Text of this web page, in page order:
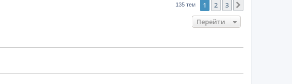
135 тем 1 2 3
Перейти